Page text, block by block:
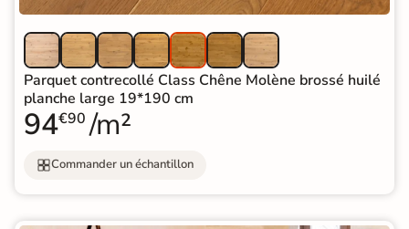
Parquet contrecollé Class Chêne Molène brossé huilé
planche large 19*190 cm
94€90 /m²
Commander un échantillon